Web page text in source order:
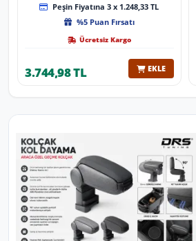
Üzeri (Parlak Krom)
Peşin Fiyatına 3 x 1.248,33 TL
%5 Puan Fırsatı
Ücretsiz Kargo
3.744,98 TL EKLE